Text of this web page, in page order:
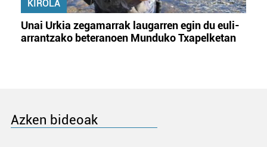
KIROLA
Unai Urkia zegamarrak laugarren egin du euli-
arrantzako beteranoen Munduko Txapelketan
Azken bideoak